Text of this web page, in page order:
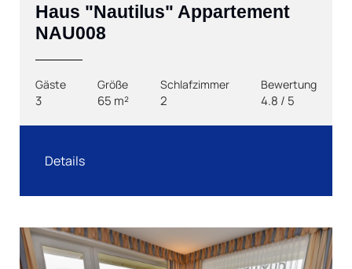
Haus "Nautilus" Appartement
NAU008
Gäste
3
Größe
65 m²
Schlafzimmer
2
Bewertung
4.8 / 5
Details